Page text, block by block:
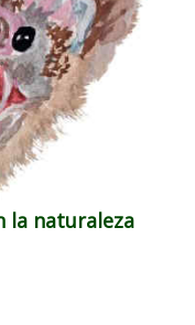
la naturaleza